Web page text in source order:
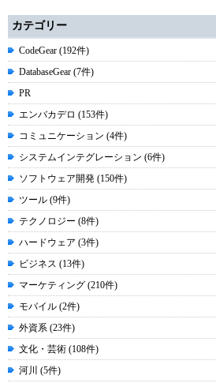
カテゴリー
CodeGear (192件)
DatabaseGear (7件)
PR
エンバカデロ (153件)
コミュニケーション (4件)
システムインテグレーション (6件)
ソフトウェア開発 (150件)
ツール (9件)
テクノロジー (8件)
ハードウェア (3件)
ビジネス (13件)
マーケティング (210件)
モバイル (2件)
外資系 (23件)
文化・芸術 (108件)
河川 (5件)